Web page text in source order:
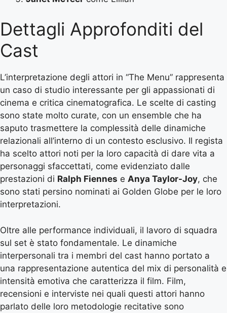
Dettagli Approfonditi del
Cast
L’interpretazione degli attori in “The Menu” rappresenta
un caso di studio interessante per gli appassionati di
cinema e critica cinematografica. Le scelte di casting
sono state molto curate, con un ensemble che ha
saputo trasmettere la complessità delle dinamiche
relazionali all’interno di un contesto esclusivo. Il regista
ha scelto attori noti per la loro capacità di dare vita a
personaggi sfaccettati, come evidenziato dalle
prestazioni di Ralph Fiennes e Anya Taylor-Joy, che
sono stati persino nominati ai Golden Globe per le loro
interpretazioni.
Oltre alle performance individuali, il lavoro di squadra
sul set è stato fondamentale. Le dinamiche
interpersonali tra i membri del cast hanno portato a
una rappresentazione autentica del mix di personalità e
intensità emotiva che caratterizza il film. Film,
recensioni e interviste nei quali questi attori hanno
parlato delle loro metodologie recitative sono